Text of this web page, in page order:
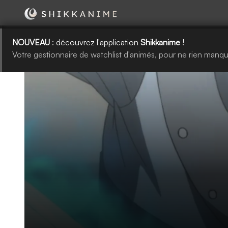
NOUVEAU : découvrez l'application Shikkanime !
Votre gestionnaire de watchlist d'animés, pour ne rien